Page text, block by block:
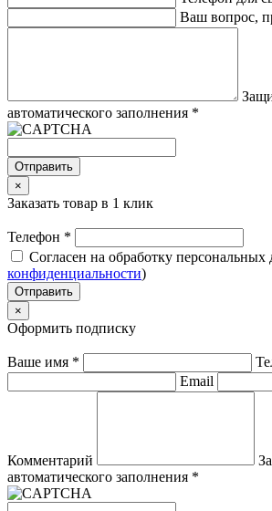
Ваш вопрос,
автоматического заполнения *
Отправить
×
Заказать товар в 1 клик
Телефон *
Согласен на обработку
конфиденциальности)
Отправить
×
Оформить подписку
Ваше имя *
Email
Комментарий
автоматического заполнения *